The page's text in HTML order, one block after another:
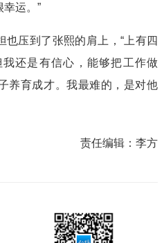
运。”
也压到了张熙的肩上，“上有四
还是有信心，能够把工作做
养育成才。我最难的，是对他
责任编辑：李方